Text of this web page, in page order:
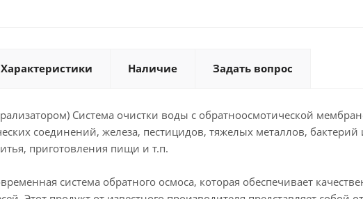
Характеристики Наличие Задать вопрос
Система очистки воды с обратноосмотической
соединений, железа, пестицидов, тяжелых металлов,
приготовления пищи и т.п.
система обратного осмоса, которая обеспечивает